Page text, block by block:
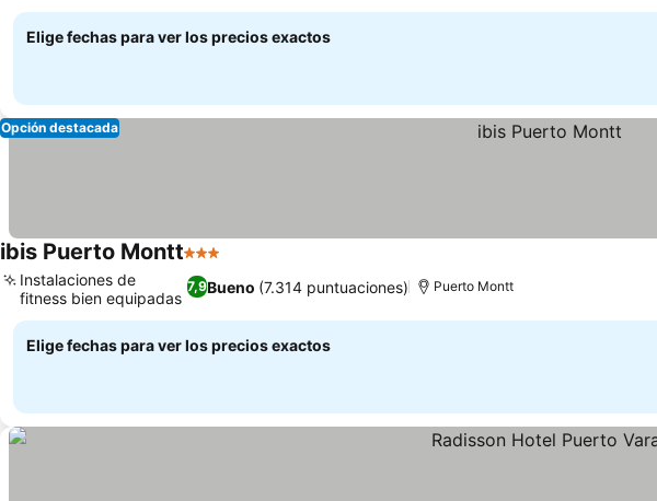
Elige fechas para ver los precios exactos
Opción destacada
ibis Puerto Montt3 Estrellas
7,9Bueno (7.314 puntuaciones)
Instalaciones de
fitness bien equipadas
Puerto Montt
Elige fechas para ver los precios exactos